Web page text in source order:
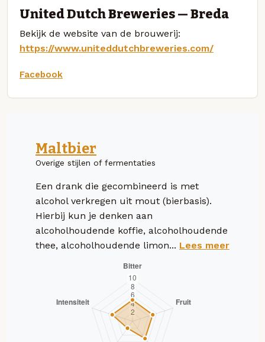
United Dutch Breweries — Breda
Bekijk de website van de brouwerij:
https://www.uniteddutchbreweries.com/
Facebook
Maltbier
Overige stijlen of fermentaties
Een drank die gecombineerd is met
alcohol verkregen uit mout (bierbasis).
Hierbij kun je denken aan
alcoholhoudende koffie, alcoholhoudende
thee, alcoholhoudende limon... Lees meer